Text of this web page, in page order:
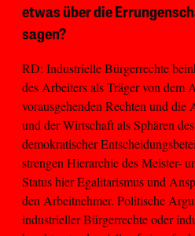
etwas über die
sagen?
RD: Industrielle Bürgerrechte
des Arbeiters als Träger von dem
vorausgehenden Rechten und die
und der Wirtschaft als Sphären
demokratischer
strengen Hierarchie des Meister-
Status hier Egalitarismus und
den Arbeitnehmer. Politische
industrieller Bürgerrechte oder